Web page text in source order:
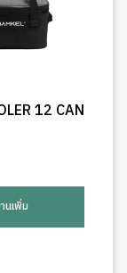
12 CAN
นเพิ่ม